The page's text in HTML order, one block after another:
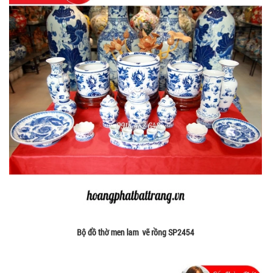
Bộ đồ thờ men lam vẽ rồng SP2454